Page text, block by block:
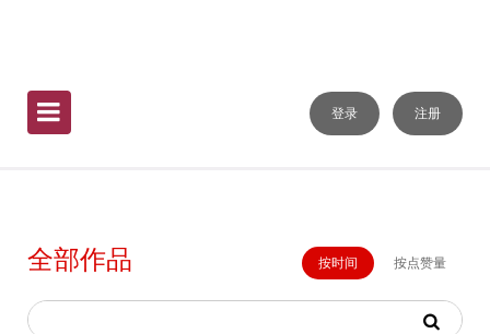
登录 注册
按时间 按点赞量
全部作品